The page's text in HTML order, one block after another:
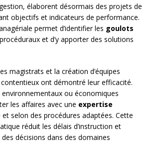
élaborent désormais des projets de
objectifs et indicateurs de performance.
permet d’identifier les goulots
procéduraux et d’y apporter des solutions
magistrats et la création d’équipes
ont démontré leur efficacité.
environnementaux ou économiques
les affaires avec une expertise
et selon des procédures adaptées. Cette
réduit les délais d’instruction et
décisions dans des domaines